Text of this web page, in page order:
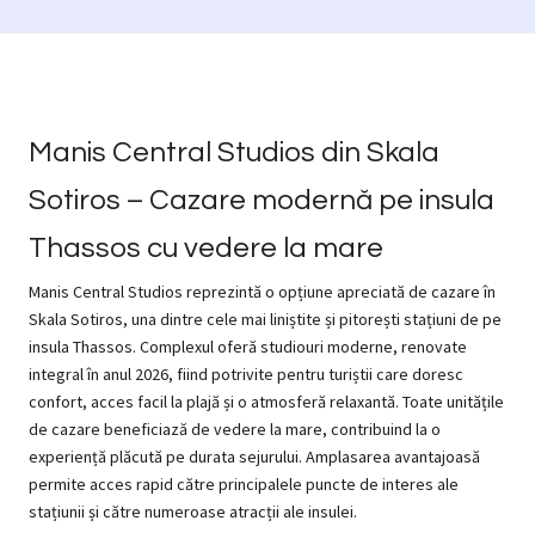
Manis Central Studios din Skala
Sotiros – Cazare modernă pe insula
Thassos cu vedere la mare
Manis Central Studios reprezintă o opțiune apreciată de cazare în
Skala Sotiros, una dintre cele mai liniștite și pitorești stațiuni de pe
insula Thassos. Complexul oferă studiouri moderne, renovate
integral în anul 2026, fiind potrivite pentru turiștii care doresc
confort, acces facil la plajă și o atmosferă relaxantă. Toate unitățile
de cazare beneficiază de vedere la mare, contribuind la o
experiență plăcută pe durata sejurului. Amplasarea avantajoasă
permite acces rapid către principalele puncte de interes ale
stațiunii și către numeroase atracții ale insulei.